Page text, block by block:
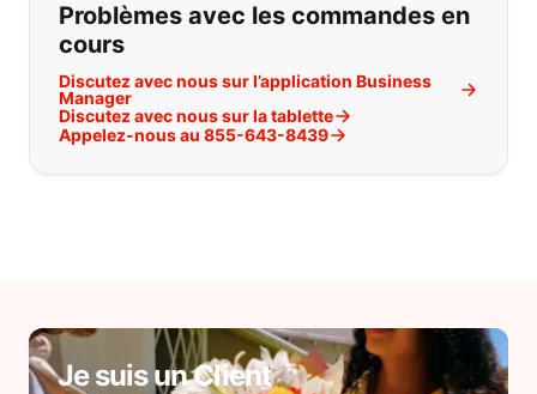
Problèmes avec les commandes en
cours
Discutez avec nous sur l’application Business
Manager
Discutez avec nous sur la tablette
Appelez-nous au 855-643-8439
Je suis un Client